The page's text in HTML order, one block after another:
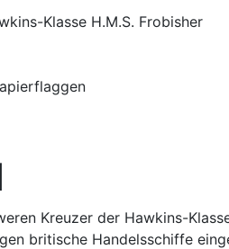
Klasse H.M.S. Frobisher
Kreuzer der Hawkins-
britische Handelsschiffe